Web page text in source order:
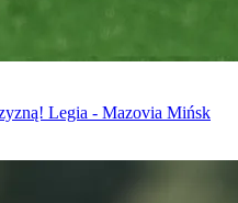
Legia - Mazovia Mińsk